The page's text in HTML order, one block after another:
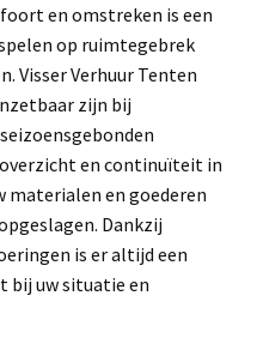
en omstreken is een
op ruimtegebrek
Visser Verhuur Tenten
zijn bij
en continuïteit in
materialen en goederen
Dankzij
is er altijd een
bij uw situatie en